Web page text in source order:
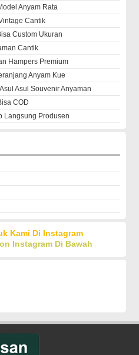
Anyam Rata
Cantik
Custom Ukuran
Cantik
Hampers Premium
Anyam Kue
Asul Souvenir Anyaman
COD
Langsung Produsen
Kami Di Instagram
Instagram Di Bawah